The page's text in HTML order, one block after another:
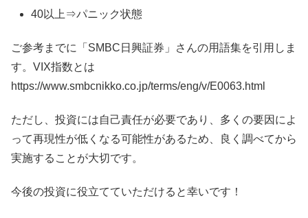
40以上⇒パニック状態
ご参考までに「SMBC日興証券」さんの用語集を引用しま
す。VIX指数とは
https://www.smbcnikko.co.jp/terms/eng/v/E0063.html
ただし、投資には自己責任が必要であり、多くの要因によ
って再現性が低くなる可能性があるため、良く調べてから
実施することが大切です。
今後の投資に役立てていただけると幸いです！